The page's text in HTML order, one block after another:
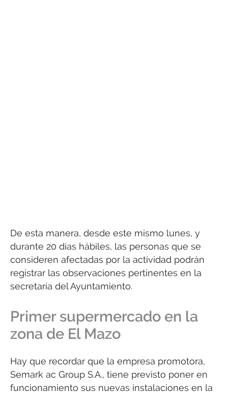
De esta manera, desde este mismo lunes, y
durante 20 días hábiles, las personas que se
consideren afectadas por la actividad podrán
registrar las observaciones pertinentes en la
secretaría del Ayuntamiento.
Primer supermercado en la
zona de El Mazo
Hay que recordar que la empresa promotora,
Semark ac Group S.A., tiene previsto poner en
funcionamiento sus nuevas instalaciones en la